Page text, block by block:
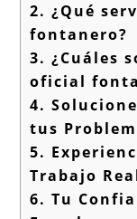
2. ¿Qué
fontanero?
3. ¿Cuáles
oficial
4.
tus
5.
Trabajo
6. Tu